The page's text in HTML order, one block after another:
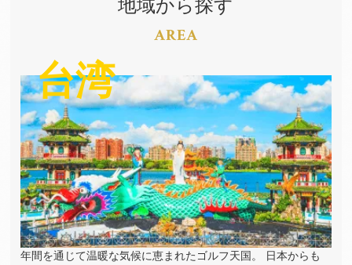
地域から探す
AREA
台湾
年間を通じて温暖な気候に恵まれたゴルフ天国。 日本からも